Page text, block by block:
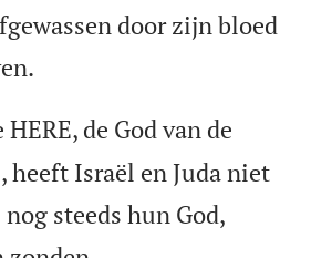
door zijn bloed
de God van de
heeft Israël en Juda niet
steeds hun God,